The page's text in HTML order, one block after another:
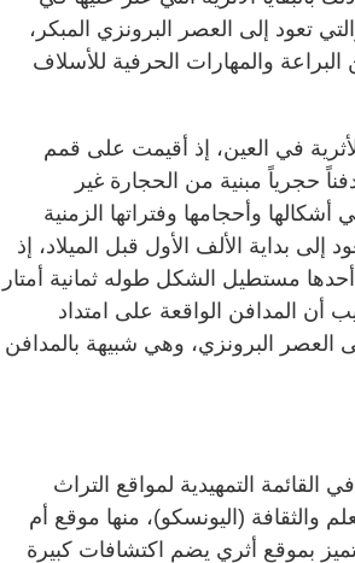
تعود إلى العصر البرونزي المبكر،
وتقدم أدلة عن البراعة والمهارات الحرفية للأسلاف
في العين، إذ أقيمت على قمم
هذا المرتفع، ويبلغ عددها أكثر من 40 مدفناً حجرياً مبنية من الحجارة غير
من 18 مدفناً تختلف في أشكالها وأحجامها وفتراتها الزمنية
إلى بداية الألف الأول قبل الميلاد، إذ
مستطيل الشكل طوله ثمانية أمتار
أن المدافن الواقعة على امتداد
البرونزي، وهي شبيهة بالمدافن
الإمارات في إدراج 12 موقعاً في القائمة التمهيدية لمواقع التراث
والثقافة (اليونسكو)، منها موقع أم
بموقع أثري يضم اكتشافات كبيرة